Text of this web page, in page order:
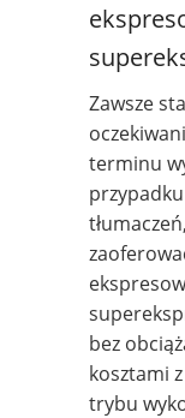
Zawsze
terminu
bez
kosztami
trybu